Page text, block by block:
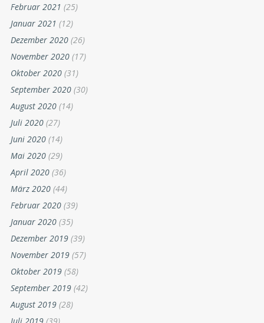
Februar 2021 (25)
Januar 2021 (12)
Dezember 2020 (26)
November 2020 (17)
Oktober 2020 (31)
September 2020 (30)
August 2020 (14)
Juli 2020 (27)
Juni 2020 (14)
Mai 2020 (29)
April 2020 (36)
März 2020 (44)
Februar 2020 (39)
Januar 2020 (35)
Dezember 2019 (39)
November 2019 (57)
Oktober 2019 (58)
September 2019 (42)
August 2019 (28)